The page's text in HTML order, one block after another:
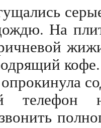
На
телефон